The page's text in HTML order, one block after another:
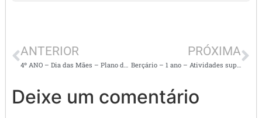
ANTERIOR
4º ANO – Dia das Mães – Plano de Aula: Celebrando o Amor das Mães com Diversão e Criatividade!
PRÓXIMA
Berçário – 1 ano – Atividades super divertidas
Deixe um comentário